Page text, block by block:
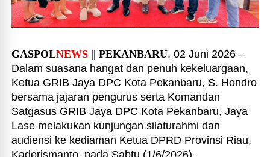
GASPOLNEWS || PEKANBARU, 02 Juni 2026 –
Dalam suasana hangat dan penuh kekeluargaan,
Ketua GRIB Jaya DPC Kota Pekanbaru, S. Hondro
bersama jajaran pengurus serta Komandan
Satgasus GRIB Jaya DPC Kota Pekanbaru, Jaya
Lase melakukan kunjungan silaturahmi dan
audiensi ke kediaman Ketua DPRD Provinsi Riau,
Kaderismanto, pada Sabtu (1/6/2026).